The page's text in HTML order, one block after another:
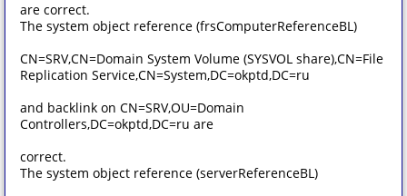
are correct.
The system object reference (frsComputerReferenceBL)
CN=SRV,CN=Domain System Volume (SYSVOL share),CN=File
Replication Service,CN=System,DC=okptd,DC=ru
and backlink on CN=SRV,OU=Domain
Controllers,DC=okptd,DC=ru are
correct.
The system object reference (serverReferenceBL)